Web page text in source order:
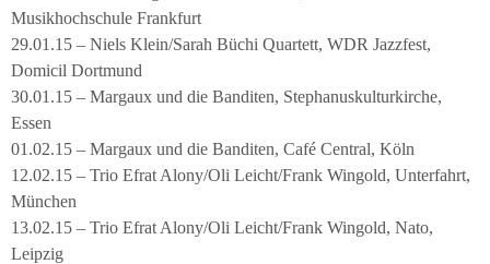
Musikhochschule Frankfurt
29.01.15 – Niels Klein/Sarah Büchi Quartett, WDR Jazzfest,
Domicil Dortmund
30.01.15 – Margaux und die Banditen, Stephanuskulturkirche,
Essen
01.02.15 – Margaux und die Banditen, Café Central, Köln
12.02.15 – Trio Efrat Alony/Oli Leicht/Frank Wingold, Unterfahrt,
München
13.02.15 – Trio Efrat Alony/Oli Leicht/Frank Wingold, Nato,
Leipzig